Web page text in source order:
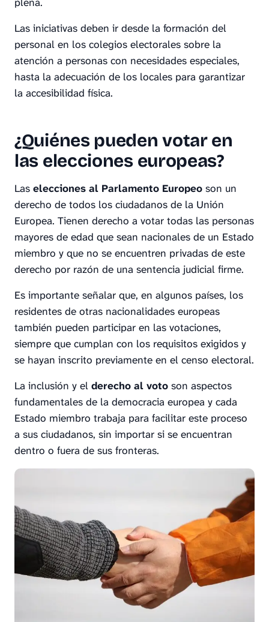
Las iniciativas deben ir desde la formación del
personal en los colegios electorales sobre la
atención a personas con necesidades especiales,
hasta la adecuación de los locales para garantizar
la accesibilidad física.
¿Quiénes pueden votar en
las elecciones europeas?
Las elecciones al Parlamento Europeo son un
derecho de todos los ciudadanos de la Unión
Europea. Tienen derecho a votar todas las personas
mayores de edad que sean nacionales de un Estado
miembro y que no se encuentren privadas de este
derecho por razón de una sentencia judicial firme.
Es importante señalar que, en algunos países, los
residentes de otras nacionalidades europeas
también pueden participar en las votaciones,
siempre que cumplan con los requisitos exigidos y
se hayan inscrito previamente en el censo electoral.
La inclusión y el derecho al voto son aspectos
fundamentales de la democracia europea y cada
Estado miembro trabaja para facilitar este proceso
a sus ciudadanos, sin importar si se encuentran
dentro o fuera de sus fronteras.